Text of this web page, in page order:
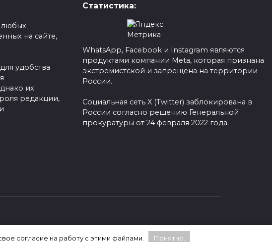
любых
на сайте,
удобства
их
редакции,
Статистика:
WhatsApp, Facebook и Instagram являются
продуктами компании Meta, которая признана
экстремистской и запрещена на территории
России.
Социальная сеть X (Twitter) заблокирована в
России согласно решению Генеральной
прокуратуры от 24 февраля 2022 года.
согласие на работу с этими файлами. Понятно.